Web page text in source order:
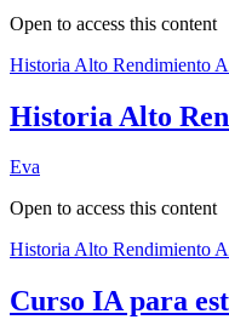
Open to access this content
Historia Alto Rendimiento
Historia Alto
Eva
Open to access this content
Historia Alto Rendimiento
Curso IA para